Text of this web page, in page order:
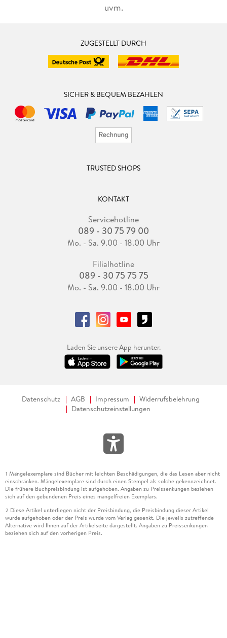
uvm.
ZUGESTELLT DURCH
SICHER & BEQUEM BEZAHLEN
TRUSTED SHOPS
KONTAKT
Servicehotline
089 - 30 75 79 00
Mo. - Sa. 9.00 - 18.00 Uhr
Filialhotline
089 - 30 75 75 75
Mo. - Sa. 9.00 - 18.00 Uhr
Laden Sie unsere App herunter.
Datenschutz AGB Impressum
Widerrufsbelehrung
Datenschutzeinstellungen
1 Mängelexemplare sind Bücher mit leichten Beschädigungen, die das Lesen aber nicht
einschränken. Mängelexemplare sind durch einen Stempel als solche gekennzeichnet.
Die frühere Buchpreisbindung ist aufgehoben. Angaben zu Preissenkungen beziehen
sich auf den gebundenen Preis eines mangelfreien Exemplars.
2 Diese Artikel unterliegen nicht der Preisbindung, die Preisbindung dieser Artikel
wurde aufgehoben oder der Preis wurde vom Verlag gesenkt. Die jeweils zutreffende
Alternative wird Ihnen auf der Artikelseite dargestellt. Angaben zu Preissenkungen
beziehen sich auf den vorherigen Preis.